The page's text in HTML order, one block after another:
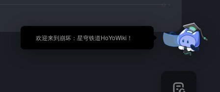
🎉 欢迎来到崩坏：星穹铁道HoYoWiki！